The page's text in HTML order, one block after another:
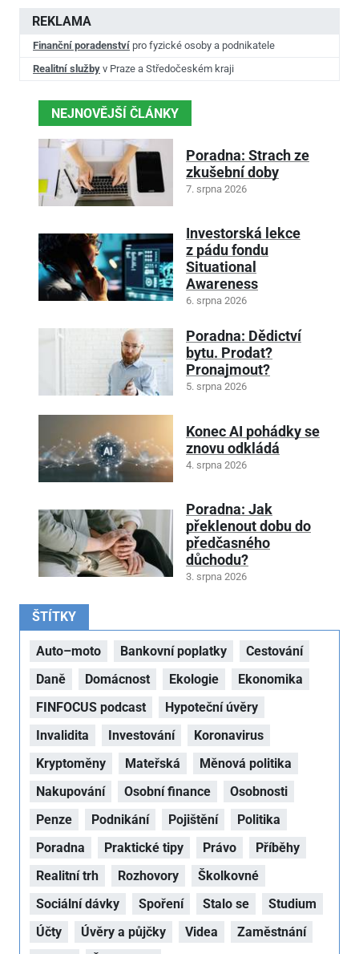
REKLAMA
Finanční poradenství pro fyzické osoby a podnikatele
Realitní služby v Praze a Středočeském kraji
NEJNOVĚJŠÍ ČLÁNKY
Poradna: Strach ze
zkušební doby
7. srpna 2026
Investorská lekce
z pádu fondu
Situational
Awareness
6. srpna 2026
Poradna: Dědictví
bytu. Prodat?
Pronajmout?
5. srpna 2026
Konec AI pohádky se
znovu odkládá
4. srpna 2026
Poradna: Jak
překlenout dobu do
předčasného
důchodu?
3. srpna 2026
ŠTÍTKY
Auto–moto Bankovní poplatky
Cestování
Daně
Domácnost Ekologie
Ekonomika
FINFOCUS podcast
Hypoteční úvěry
Invalidita
Investování
Koronavirus
Kryptoměny
Mateřská
Měnová politika
Nakupování
Osobní finance
Osobnosti
Penze
Podnikání Pojištění
Politika
Poradna
Praktické tipy Právo
Příběhy
Realitní trh
Rozhovory
Školkovné
Sociální dávky
Spoření Stalo se
Studium
Účty
Úvěry a půjčky Videa
Zaměstnání